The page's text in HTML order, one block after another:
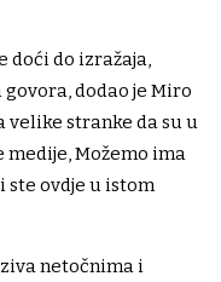
doći do izražaja,
dodao je Miro
velike stranke da su u
medije, Možemo ima
ste ovdje u istom
netočnima i